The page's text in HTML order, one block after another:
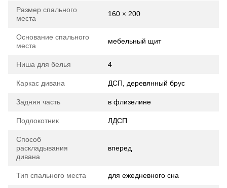
Размер спального
места
160 × 200
Основание спального
места
мебельный щит
Ниша для белья 4
Каркас дивана ДСП, деревянный брус
Задняя часть в флизелине
Подлокотник ЛДСП
Способ
раскладывания
дивана
вперед
Тип спального места для ежедневного сна